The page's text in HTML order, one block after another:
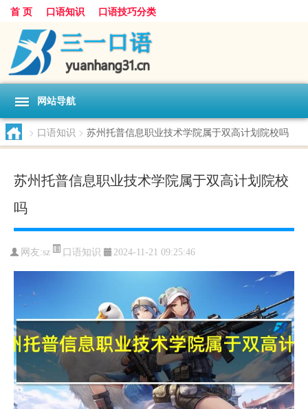
首 页 口语知识 口语技巧分类
网站导航
> 口语知识 > 苏州托普信息职业技术学院属于双高计划院校吗
苏州托普信息职业技术学院属于双高计划院校
吗
网友:sz 口语知识 2024-11-21 09:25:46